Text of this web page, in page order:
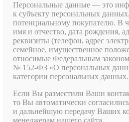
Персональные данные — это
к субъекту персональных
потенциальному покупателю. В
имя и отчество, дата рождения,
реквизиты (телефон, адрес
семейное, имущественное
относимые Федеральным
№ 152-ФЗ «О персональных
категории персональных данных.
Если Вы разместили Ваши
то Вы автоматически
и дальнейшую передачу Ваших